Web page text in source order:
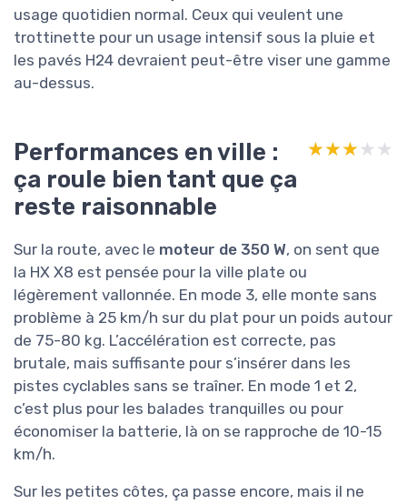
usage quotidien normal. Ceux qui veulent une
trottinette pour un usage intensif sous la pluie et
les pavés H24 devraient peut-être viser une gamme
au-dessus.
Performances en ville :
ça roule bien tant que ça
reste raisonnable
★★★★★
★★★★★
Sur la route, avec le moteur de 350 W, on sent que
la HX X8 est pensée pour la ville plate ou
légèrement vallonnée. En mode 3, elle monte sans
problème à 25 km/h sur du plat pour un poids autour
de 75-80 kg. L’accélération est correcte, pas
brutale, mais suffisante pour s’insérer dans les
pistes cyclables sans se traîner. En mode 1 et 2,
c’est plus pour les balades tranquilles ou pour
économiser la batterie, là on se rapproche de 10-15
km/h.
Sur les petites côtes, ça passe encore, mais il ne